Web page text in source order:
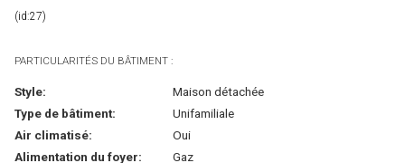
(id:27)
PARTICULARITÉS DU BÂTIMENT :
Style:
Maison détachée
Type de bâtiment:
Unifamiliale
Air climatisé:
Oui
Alimentation du foyer:
Gaz